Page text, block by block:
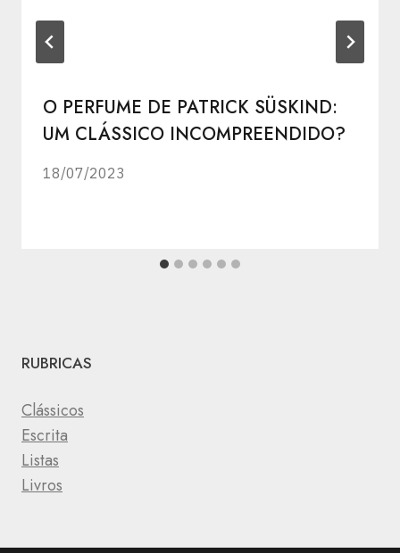
O PERFUME DE PATRICK SÜSKIND:
UM CLÁSSICO INCOMPREENDIDO?
18/07/2023
RUBRICAS
Clássicos
Escrita
Listas
Livros